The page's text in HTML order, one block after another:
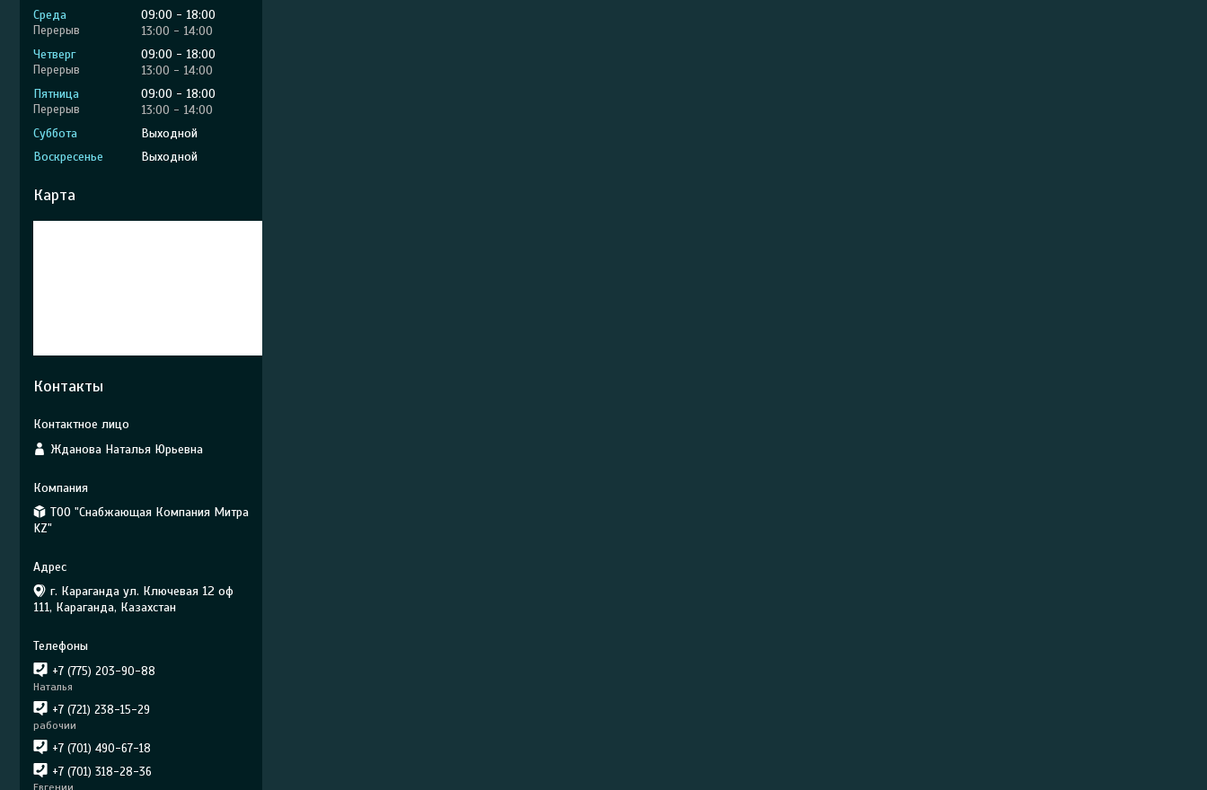
Среда
09:00
18:00
13:00
14:00
Четверг
09:00
18:00
13:00
14:00
Пятница
09:00
18:00
13:00
14:00
Суббота
Выходной
Воскресенье
Выходной
Карта
Контакты
Жданова Наталья Юрьевна
ТОО "Снабжающая Компания Митра
KZ"
г. Караганда ул. Ключевая 12 оф
111, Караганда, Казахстан
+7 (775) 203-90-88
Наталья
+7 (721) 238-15-29
рабочии
+7 (701) 490-67-18
+7 (701) 318-28-36
Евгении